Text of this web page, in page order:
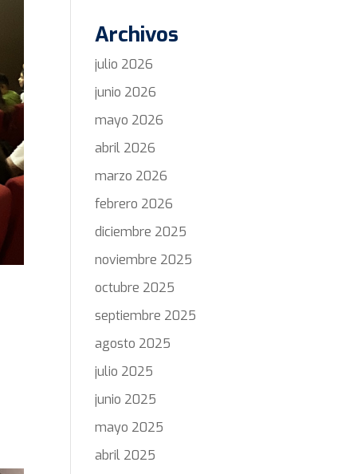
Archivos
julio 2026
junio 2026
mayo 2026
abril 2026
marzo 2026
febrero 2026
diciembre 2025
noviembre 2025
octubre 2025
septiembre 2025
agosto 2025
julio 2025
junio 2025
mayo 2025
abril 2025